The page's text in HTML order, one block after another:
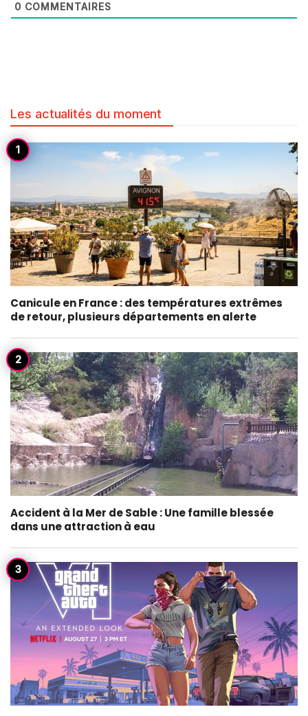
0 COMMENTAIRES
Les actualités du moment
Canicule en France : des températures extrêmes
de retour, plusieurs départements en alerte
Accident à la Mer de Sable : Une famille blessée
dans une attraction à eau